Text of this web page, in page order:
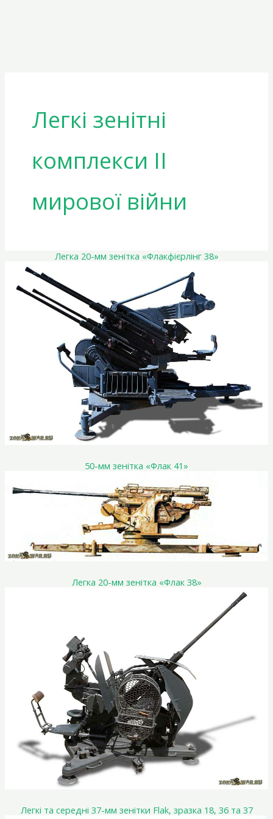
Легкі зенітні
комплекси ІІ
мирової війни
Легка 20-мм зенітка «Флакфієрлінг 38»
50-мм зенітка «Флак 41»
Легка 20-мм зенітка «Флак 38»
Легкі та середні 37-мм зенітки Flak, зразка 18, 36 та 37